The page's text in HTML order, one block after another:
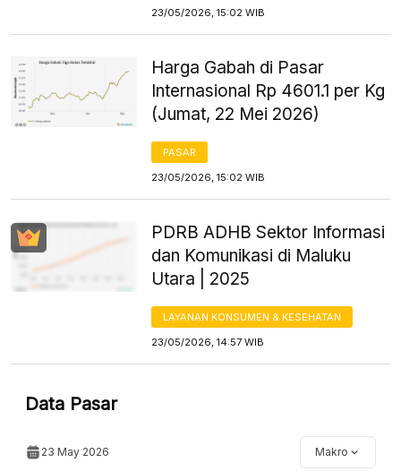
23/05/2026, 15:02 WIB
Harga Gabah di Pasar
Internasional Rp 4601.1 per Kg
(Jumat, 22 Mei 2026)
PASAR
23/05/2026, 15:02 WIB
PDRB ADHB Sektor Informasi
dan Komunikasi di Maluku
Utara | 2025
LAYANAN KONSUMEN & KESEHATAN
23/05/2026, 14:57 WIB
Data Pasar
23 May 2026 Makro